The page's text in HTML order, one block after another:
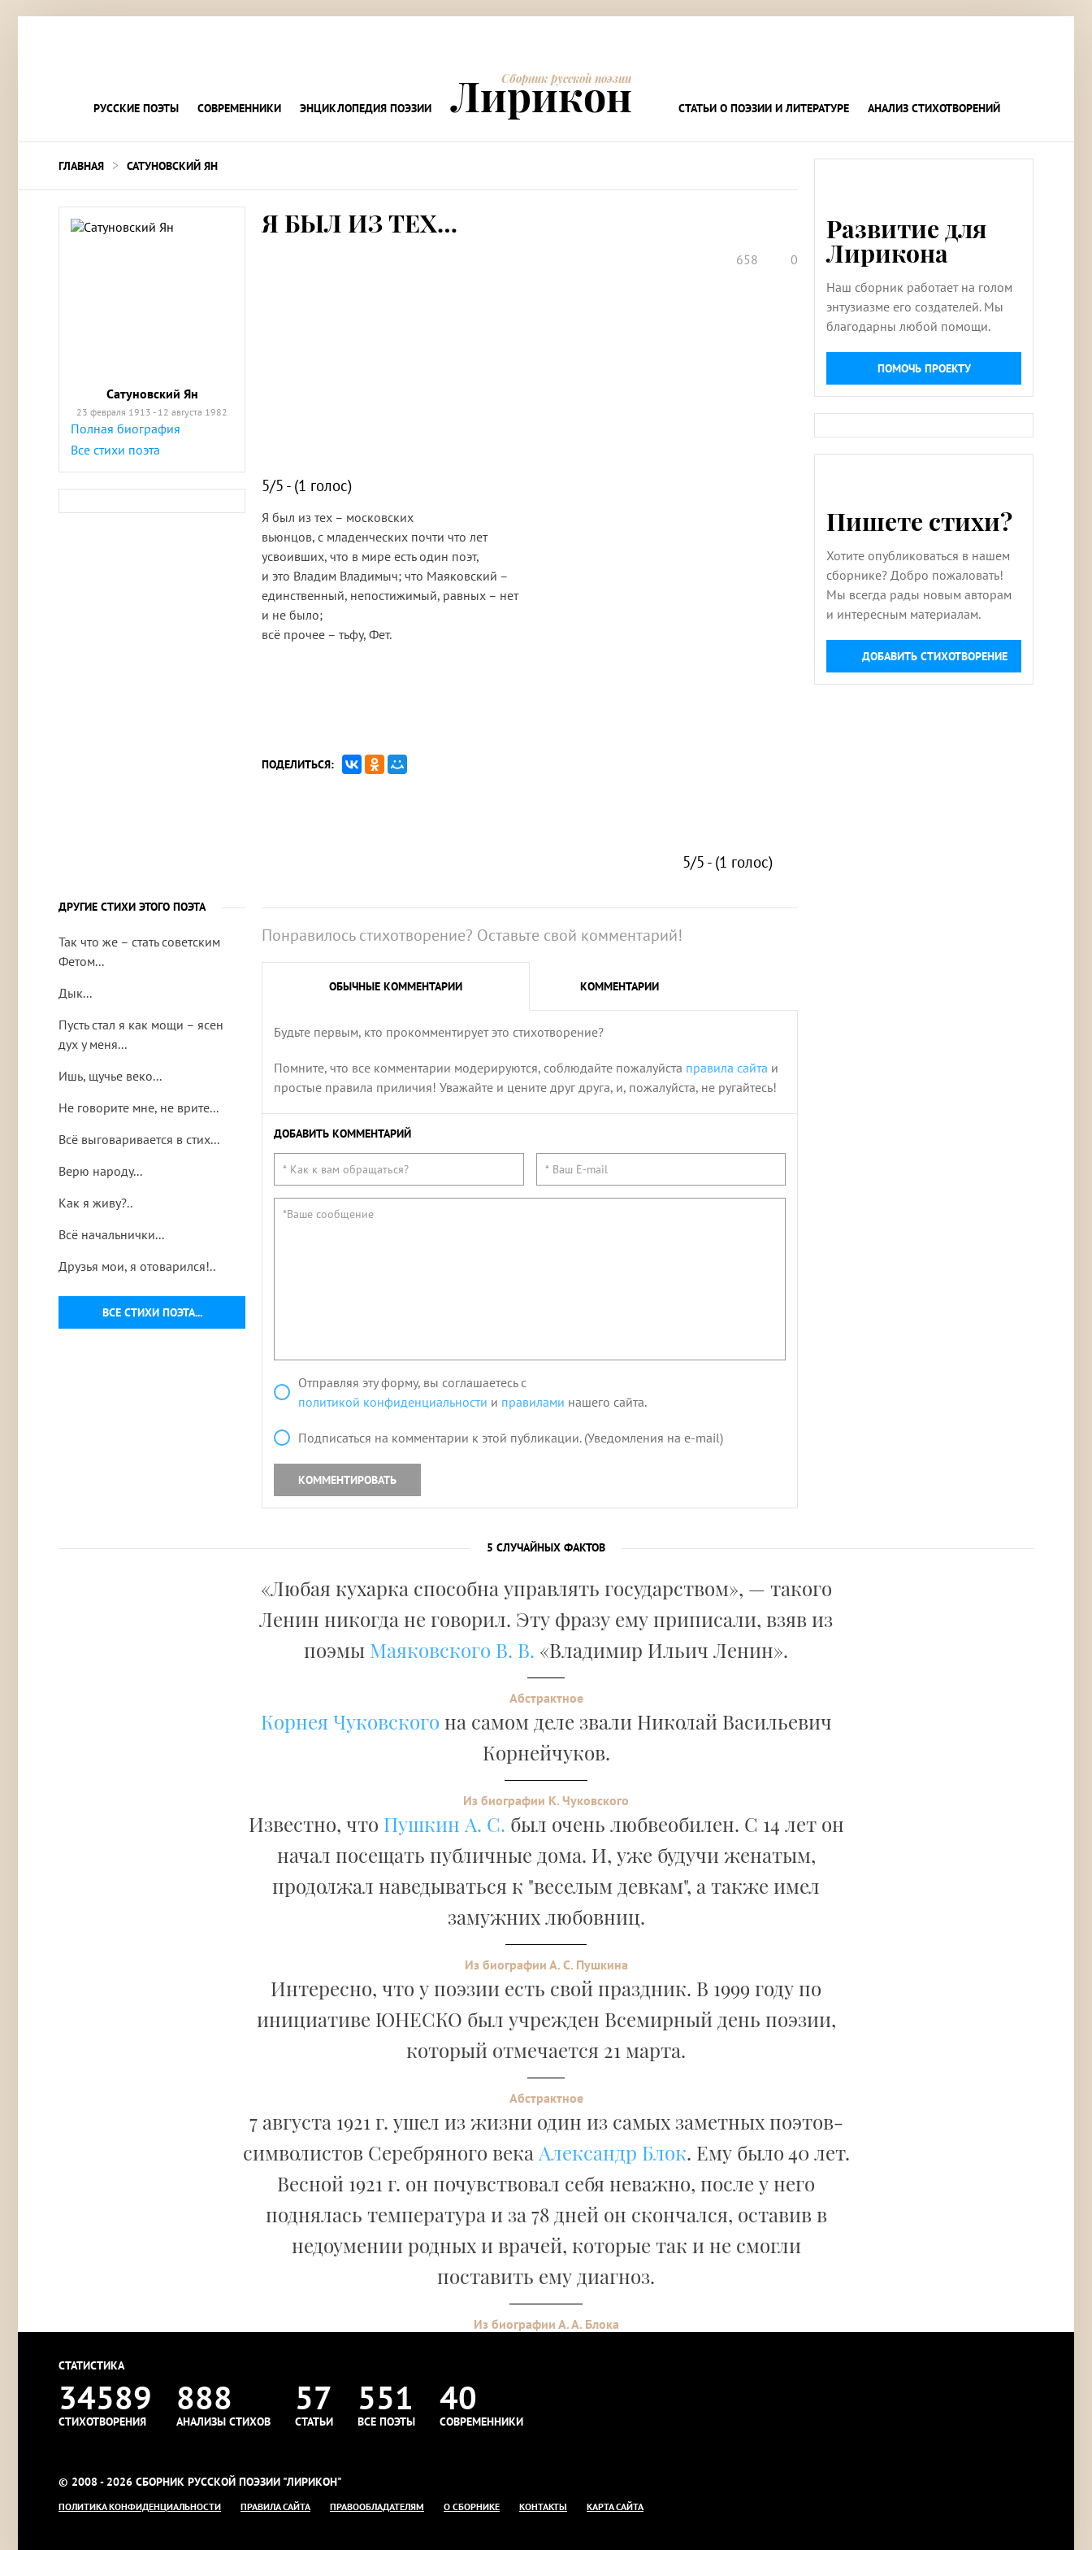
РУССКИЕ ПОЭТЫ СОВРЕМЕННИКИ ЭНЦИКЛОПЕДИЯ ПОЭЗИИ
Сборник русской поэзии
Лирикон СТАТЬИ О ПОЭЗИИ И ЛИТЕРАТУРЕ АНАЛИЗ СТИХОТВОРЕНИЙ
ГЛАВНАЯ > САТУНОВСКИЙ ЯН
Сатуновский Ян
23 февраля 1913 - 12 августа 1982
Полная биография
Все стихи поэта
Я БЫЛ ИЗ ТЕХ…
658 0
5/5 - (1 голос)
Я был из тех – московских
вьюнцов, с младенческих почти что лет
усвоивших, что в мире есть один поэт,
и это Владим Владимыч; что Маяковский –
единственный, непостижимый, равных – нет
и не было;
всё прочее – тьфу, Фет.
ПОДЕЛИТЬСЯ:
5/5 - (1 голос)
ДРУГИЕ СТИХИ ЭТОГО ПОЭТА
ВСЕ СТИХИ ПОЭТА...
Так что же – стать советским
Фетом...
Дык...
Пусть стал я как мощи – ясен
дух у меня...
Ишь, щучье веко...
Не говорите мне, не врите...
Всё выговаривается в стих...
Верю народу...
Как я живу?..
Всё начальнички...
Друзья мои, я отоварился!..
Понравилось стихотворение? Оставьте свой комментарий!
ОБЫЧНЫЕ КОММЕНТАРИИ КОММЕНТАРИИ
Будьте первым, кто прокомментирует это стихотворение?
Помните, что все комментарии модерируются, соблюдайте пожалуйста правила сайта и
простые правила приличия! Уважайте и цените друг друга, и, пожалуйста, не ругайтесь!
ДОБАВИТЬ КОММЕНТАРИЙ
Отправляя эту форму, вы соглашаетесь с
политикой конфиденциальности и правилами нашего сайта.
Подписаться на комментарии к этой публикации. (Уведомления на e-mail)
КОММЕНТИРОВАТЬ
Развитие для
Лирикона
Наш сборник работает на голом
энтузиазме его создателей. Мы
благодарны любой помощи.
ПОМОЧЬ ПРОЕКТУ
Пишете стихи?
Хотите опубликоваться в нашем
сборнике? Добро пожаловать!
Мы всегда рады новым авторам
и интересным материалам.
ДОБАВИТЬ СТИХОТВОРЕНИЕ
5 СЛУЧАЙНЫХ ФАКТОВ
«Любая кухарка способна управлять государством», — такого
Ленин никогда не говорил. Эту фразу ему приписали, взяв из
поэмы Маяковского В. В. «Владимир Ильич Ленин».
Абстрактное
Корнея Чуковского на самом деле звали Николай Васильевич
Корнейчуков.
Из биографии К. Чуковского
Известно, что Пушкин А. С. был очень любвеобилен. С 14 лет он
начал посещать публичные дома. И, уже будучи женатым,
продолжал наведываться к "веселым девкам", а также имел
замужних любовниц.
Из биографии А. С. Пушкина
Интересно, что у поэзии есть свой праздник. В 1999 году по
инициативе ЮНЕСКО был учрежден Всемирный день поэзии,
который отмечается 21 марта.
Абстрактное
7 августа 1921 г. ушел из жизни один из самых заметных поэтов-
символистов Серебряного века Александр Блок. Ему было 40 лет.
Весной 1921 г. он почувствовал себя неважно, после у него
поднялась температура и за 78 дней он скончался, оставив в
недоумении родных и врачей, которые так и не смогли
поставить ему диагноз.
Из биографии А. А. Блока
СТАТИСТИКА
34589
СТИХОТВОРЕНИЯ
888
АНАЛИЗЫ СТИХОВ
57
СТАТЬИ
551
ВСЕ ПОЭТЫ
40
СОВРЕМЕННИКИ
© 2008 - 2026 СБОРНИК РУССКОЙ ПОЭЗИИ "ЛИРИКОН"
ПОЛИТИКА КОНФИДЕНЦИАЛЬНОСТИ ПРАВИЛА САЙТА ПРАВООБЛАДАТЕЛЯМ О СБОРНИКЕ КОНТАКТЫ КАРТА САЙТА